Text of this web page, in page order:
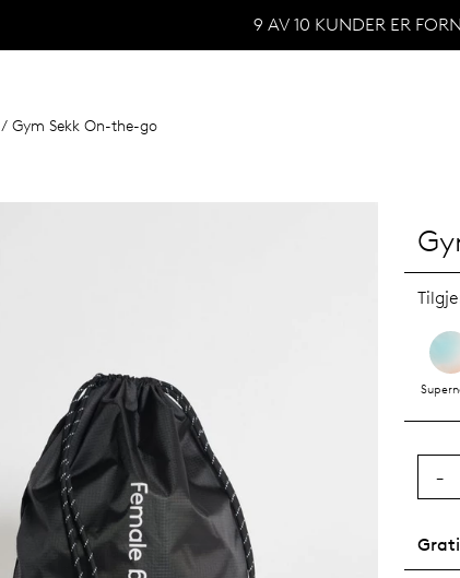
9 AV 10 KUNDER ER
/ Gym Sekk On-the-go
−